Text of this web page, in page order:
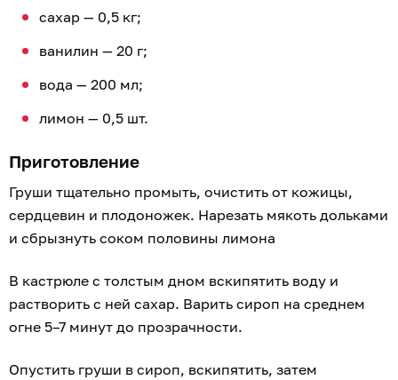
сахар — 0,5 кг;
ванилин — 20 г;
вода — 200 мл;
лимон — 0,5 шт.
Приготовление
Груши тщательно промыть, очистить от кожицы,
сердцевин и плодоножек. Нарезать мякоть дольками
и сбрызнуть соком половины лимона
В кастрюле с толстым дном вскипятить воду и
растворить с ней сахар. Варить сироп на среднем
огне 5–7 минут до прозрачности.
Опустить груши в сироп, вскипятить, затем